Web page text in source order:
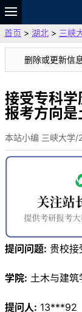
题库
故事
VIP
资料
首页 > 湖北 > 三峡
删除或更新信
接受专科
报考方向
本站小编 三峡大学
提问问题: 贵校接
学院: 土木与建筑
提问人: 13***92